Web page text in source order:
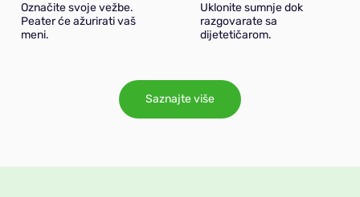
Označite svoje vežbe.
Peater će ažurirati vaš
meni.
Uklonite sumnje dok
razgovarate sa
dijetetičarom.
Saznajte više